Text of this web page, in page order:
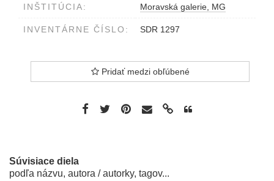
INŠTITÚCIA: Moravská galerie, MG
INVENTÁRNE ČÍSLO: SDR 1297
Pridať medzi obľúbené
Súvisiace diela
podľa názvu, autora / autorky, tagov...